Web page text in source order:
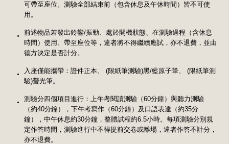
可帶至座位。測驗全部結束前（包含休息及午休時間）皆不可使
用。
前述物品若發出鈴響/振動、處於開機狀態、在測驗過程（含休息
時間）使用、帶至座位等，違者將不得繼續應試，亦不退費，並由
德方決定是否計分。
入座僅能攜帶：證件正本、 (限紙筆測驗)黑/藍原子筆、 (限紙筆測
驗)螢光筆。
測驗分四個項目進行：上午考閱讀測驗（60分鐘）與聽力測驗
（約40分鐘），下午考寫作（60分鐘）及口語表達（約35分
鐘），中午休息約30分鐘，整體試程約6.5小時。每項測驗分別規
定作答時間，測驗進行中不得提前交卷或離場，違者作答不計分，
亦不退費。